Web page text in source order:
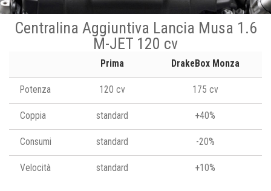
Centralina Aggiuntiva Lancia Musa 1.6
M-JET 120 cv
Prima DrakeBox Monza
Potenza 120 cv 175 cv
Coppia standard +40%
Consumi standard -20%
Velocità standard +10%